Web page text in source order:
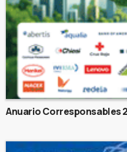
Anuario Corresponsables